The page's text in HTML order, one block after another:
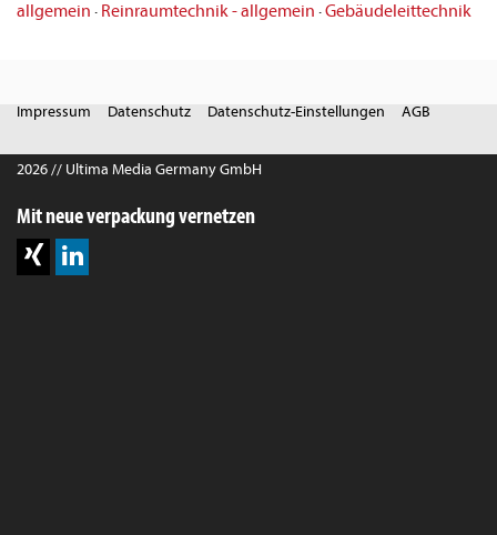
allgemein · Reinraumtechnik - allgemein ·Gebäudeleittechnik
Impressum Datenschutz Datenschutz-Einstellungen AGB
2026 // Ultima Media Germany GmbH
Mit neue verpackung vernetzen